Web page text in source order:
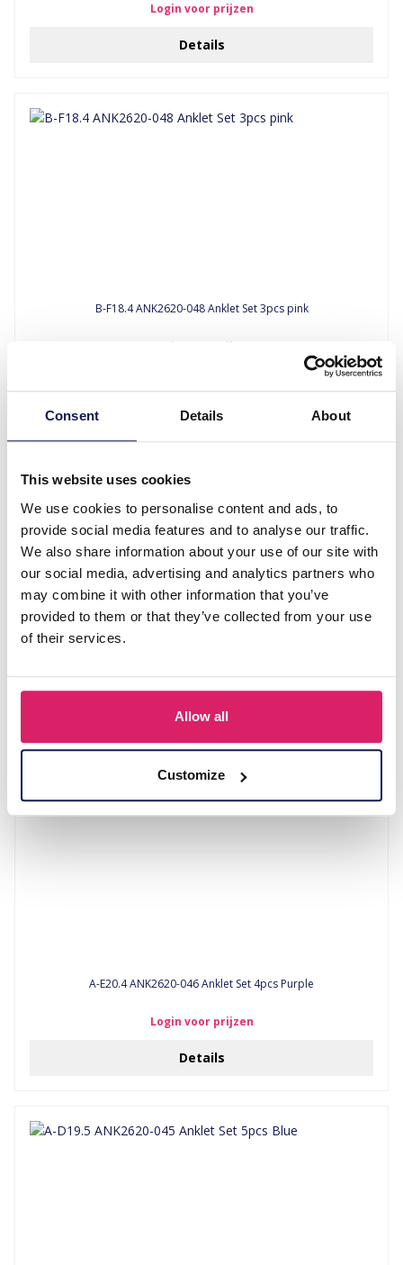
Consent Details About
This website uses cookies
We use cookies to personalise content and ads, to
provide social media features and to analyse our traffic.
We also share information about your use of our site with
our social media, advertising and analytics partners who
may combine it with other information that you’ve
provided to them or that they’ve collected from your use
of their services.
Allow all
Customize
Login voor prijzen
Details
B-F18.4 ANK2620-048 Anklet Set 3pcs pink
Login voor prijzen
Details
A-E20.4 ANK2620-046 Anklet Set 4pcs Purple
Login voor prijzen
Details